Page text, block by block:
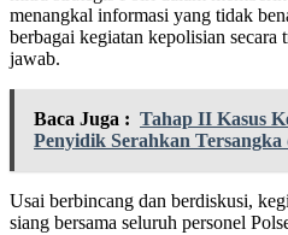
menangkal informasi yang tidak
berbagai kegiatan kepolisian secara
jawab.
Baca Juga : Tahap II Kasus
Penyidik Serahkan
Usai berbincang dan berdiskusi,
siang bersama seluruh personel